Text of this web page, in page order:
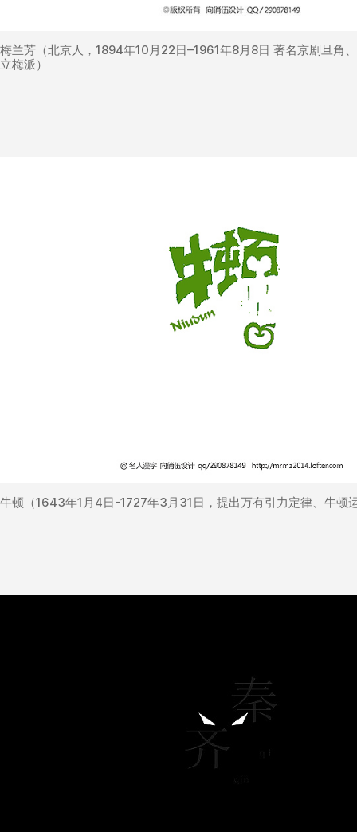
梅兰芳（北京人，1894年10月22日–1961年8月8日 著名京剧旦角
立梅派）
牛顿（1643年1月4日-1727年3月31日，提出万有引力定律、牛顿